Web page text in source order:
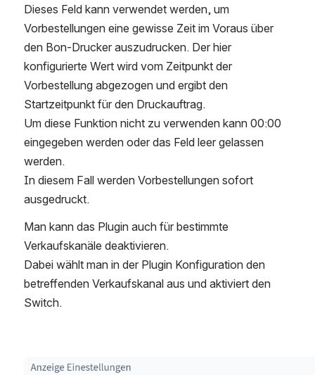
Dieses Feld kann verwendet werden, um
Vorbestellungen eine gewisse Zeit im Voraus über
den Bon-Drucker auszudrucken. Der hier
konfigurierte Wert wird vom Zeitpunkt der
Vorbestellung abgezogen und ergibt den
Startzeitpunkt für den Druckauftrag.
Um diese Funktion nicht zu verwenden kann 00:00
eingegeben werden oder das Feld leer gelassen
werden.
In diesem Fall werden Vorbestellungen sofort
ausgedruckt.
Man kann das Plugin auch für bestimmte
Verkaufskanäle deaktivieren.
Dabei wählt man in der Plugin Konfiguration den
betreffenden Verkaufskanal aus und aktiviert den
Switch.
öffnen